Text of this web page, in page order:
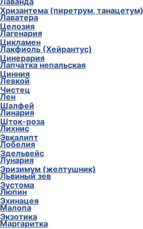
Хризантема (пиретрум, танацетум)
Целозия
Цикламен
Цинерария
Цинния
Чистец
Шалфей
Шток-роза
Эвкалипт
Эдельвейс
Эризимум (желтушник)
Эустома
Эхинацея
Экзотика
Лаватера
Лагенария
Лакфиоль (Хейрантус)
Лапчатка непальская
Левкой
Лен
Линария
Лихнис
Лобелия
Лунария
Львиный зев
Люпин
Малопа
Маргаритка